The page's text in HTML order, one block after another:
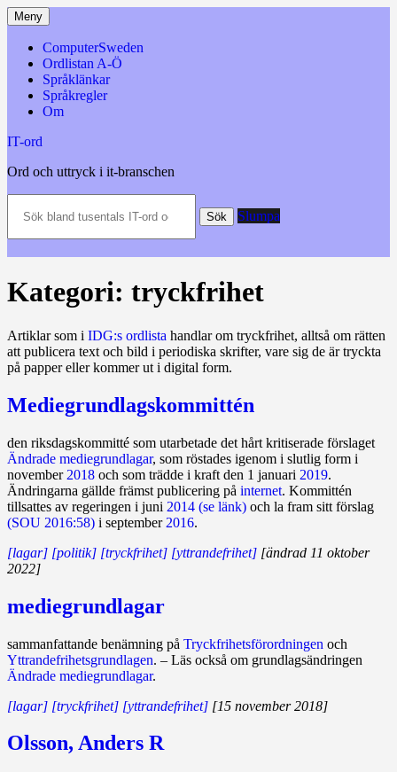
Hoppa
till
innehåll
Meny
ComputerSweden
Ordlistan A-Ö
Språklänkar
Språkregler
Om
IT-ord
Ord och uttryck i it-branschen
bland
och
datatermer
Sök Slumpa
Kategori: tryckfrihet
Artiklar som i IDG:s ordlista handlar om tryckfrihet, alltså om rätten
att publicera text och bild i periodiska skrifter, vare sig de är tryckta
på papper eller kommer ut i digital form.
Mediegrundlagskommittén
den riksdagskommitté som utarbetade det hårt kritiserade förslaget
Ändrade mediegrundlagar, som röstades igenom i slutlig form i
november 2018 och som trädde i kraft den 1 januari 2019.
Ändringarna gällde främst publicering på internet. Kommittén
tillsattes av regeringen i juni 2014 (se länk) och la fram sitt förslag
(SOU 2016:58) i september 2016.
[lagar] [politik] [tryckfrihet] [yttrandefrihet] [ändrad 11 oktober
2022]
mediegrundlagar
sammanfattande benämning på Tryckfrihetsförordningen och
Yttrandefrihetsgrundlagen. – Läs också om grundlagsändringen
Ändrade mediegrundlagar.
[lagar] [tryckfrihet] [yttrandefrihet] [15 november 2018]
Olsson, Anders R